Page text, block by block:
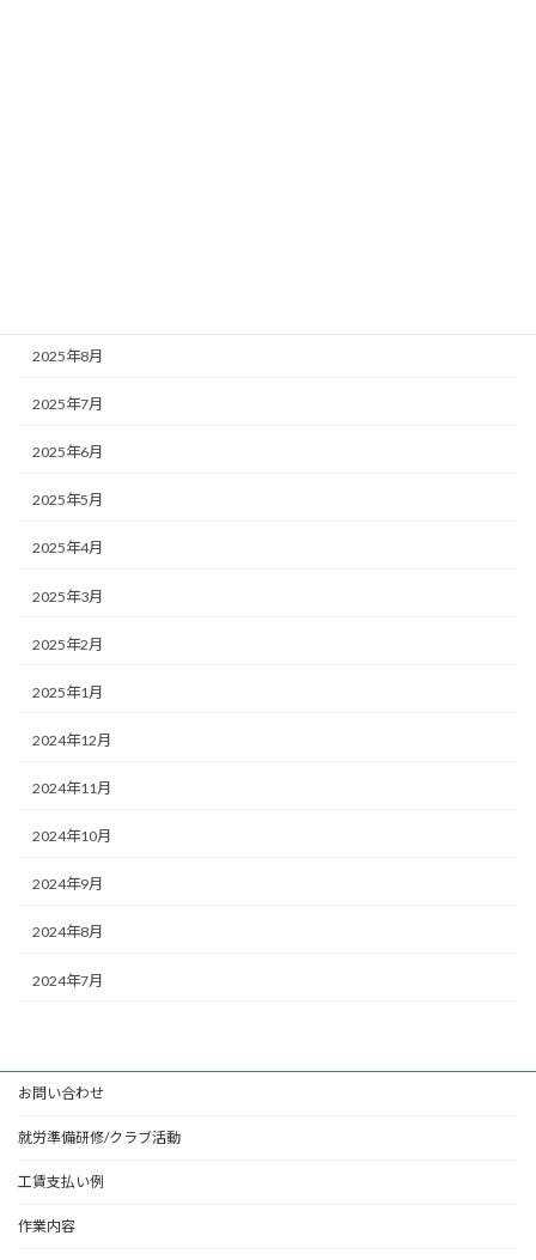
2025年8月
2025年7月
2025年6月
2025年5月
2025年4月
2025年3月
2025年2月
2025年1月
2024年12月
2024年11月
2024年10月
2024年9月
2024年8月
2024年7月
お問い合わせ
就労準備研修/クラブ活動
工賃支払い例
作業内容